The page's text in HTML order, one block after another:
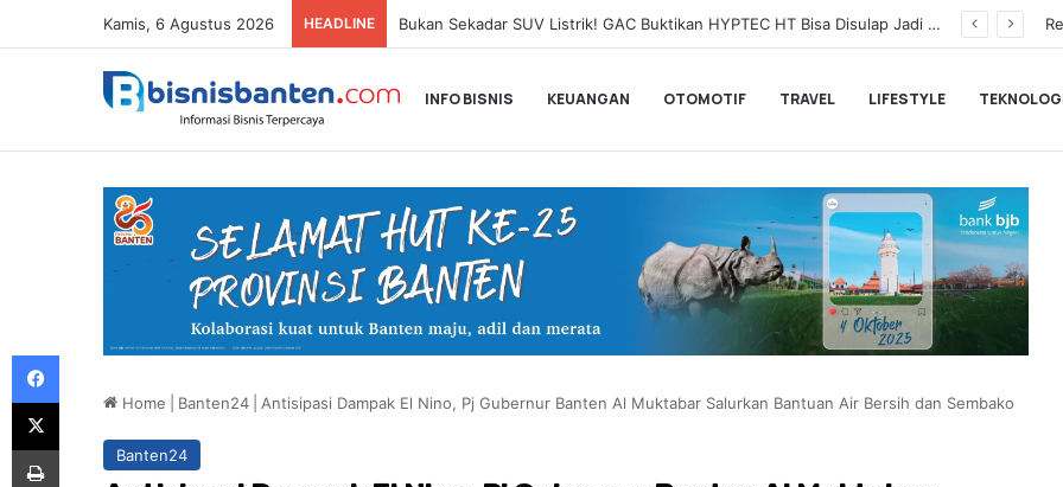
Kamis, 6 Agustus 2026 HEADLINE Leapmotor Perluas Jangkauan ke Jawa Tengah, Hadirkan Leapmotor B10 di Indomobil Expo Semarang 2026
INFO BISNIS KEUANGAN OTOMOTIF TRAVEL LIFESTYLE
Home Banten24 Antisipasi Dampak El Nino, Pj Gubernur Banten Al Muktabar Salurkan Bantuan Air Bersih dan Sembako
Banten24
Facebook